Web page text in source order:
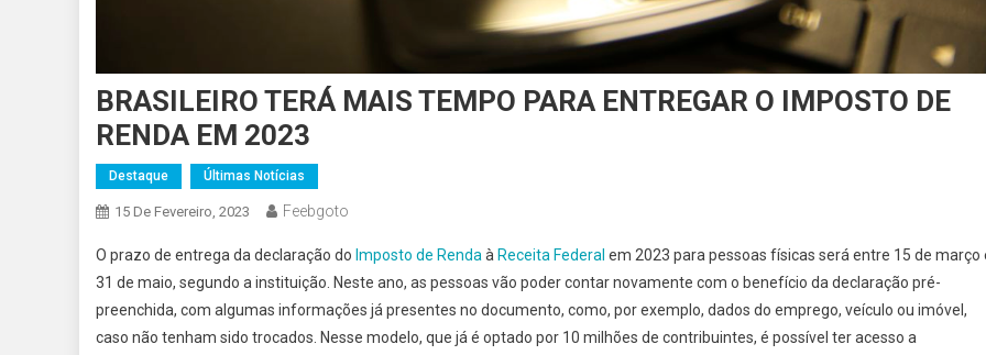
BRASILEIRO TERÁ MAIS TEMPO PARA ENTREGAR O IMPOSTO DE
RENDA EM 2023
Destaque Últimas Notícias
15 De Fevereiro, 2023 Feebgoto
O prazo de entrega da declaração do Imposto de Renda à Receita Federal em 2023 para pessoas físicas será entre 15 de março
31 de maio, segundo a instituição. Neste ano, as pessoas vão poder contar novamente com o benefício da declaração pré-
preenchida, com algumas informações já presentes no documento, como, por exemplo, dados do emprego, veículo ou imóvel,
caso não tenham sido trocados. Nesse modelo, que já é optado por 10 milhões de contribuintes, é possível ter acesso a